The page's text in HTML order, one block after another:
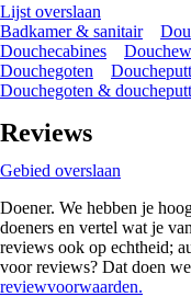
Lijst overslaan
Badkamer & sanitair
Douchecabines
Douchegoten
Douchegoten &
Reviews
Gebied overslaan
Doener. We hebben je
doeners en vertel wat je
reviews ook op echtheid;
voor reviews? Dat doen
reviewvoorwaarden.